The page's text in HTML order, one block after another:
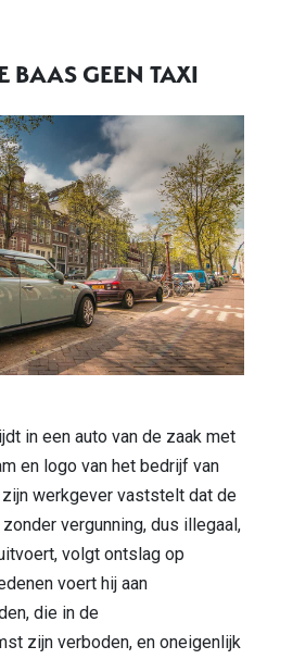
BAAS GEEN TAXI
in een auto van de zaak met
en logo van het bedrijf van
werkgever vaststelt dat de
vergunning, dus illegaal,
volgt ontslag op
voert hij aan
die in de
zijn verboden, en oneigenlijk